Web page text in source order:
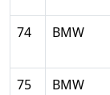
74 BMW
75 BMW